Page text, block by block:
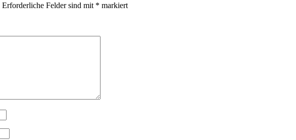
Erforderliche Felder sind mit * markiert